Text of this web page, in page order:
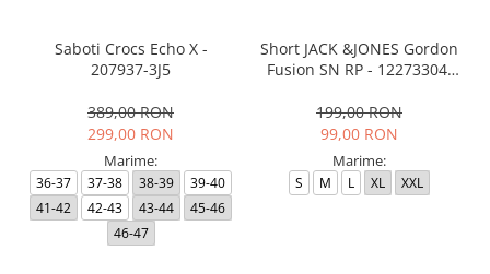
Saboti Crocs Echo X -
207937-3J5
389,00 RON
299,00 RON
Marime:
36-37 37-38 38-39
39-40
41-42
42-43 43-44
45-46
46-47
Short JACK &JONES Gordon
Fusion SN RP - 12273304-
199,00 RON
99,00 RON
Marime:
S M L XL XXL